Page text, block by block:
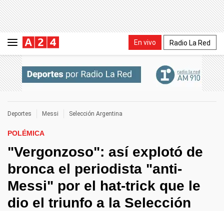
En vivo Radio La Red
Deportes Messi Selección Argentina
POLÉMICA
"Vergonzoso": así explotó de
bronca el periodista "anti-
Messi" por el hat-trick que le
dio el triunfo a la Selección